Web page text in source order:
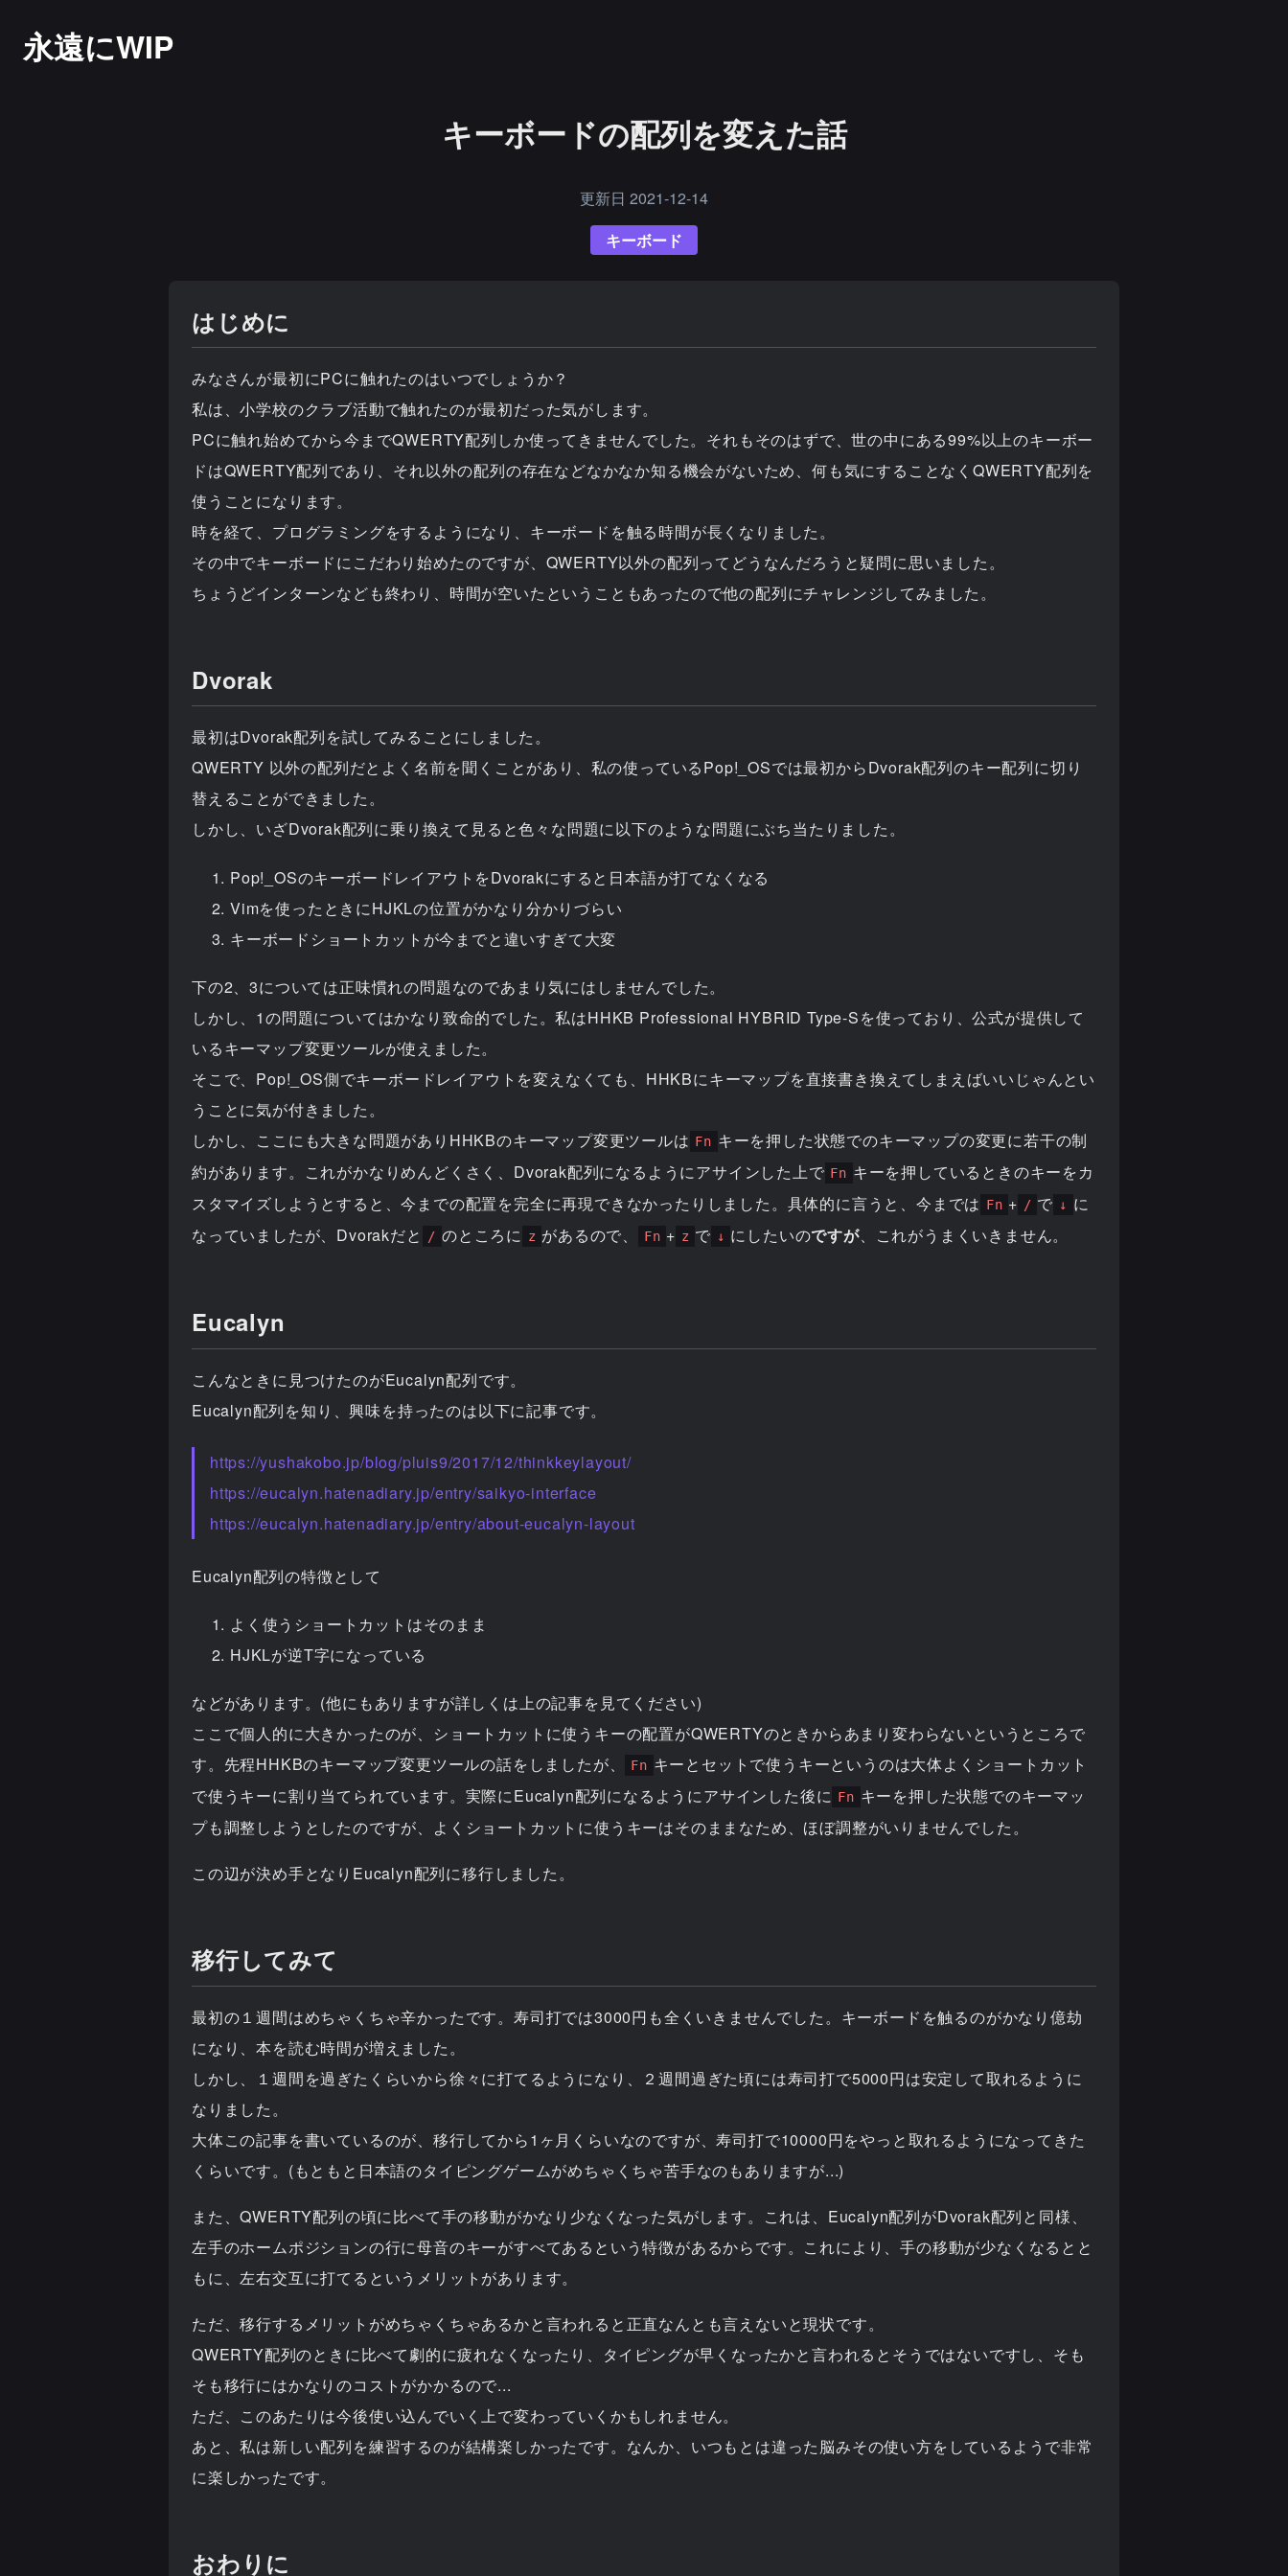
永遠にWIP
キーボードの配列を変えた話
更新日 2021-12-14
キーボード
はじめに
みなさんが最初にPCに触れたのはいつでしょうか？
私は、小学校のクラブ活動で触れたのが最初だった気がします。
PCに触れ始めてから今までQWERTY配列しか使ってきませんでした。それもそのはずで、世の中にある99%以上のキーボー
ドはQWERTY配列であり、それ以外の配列の存在などなかなか知る機会がないため、何も気にすることなくQWERTY配列を
使うことになります。
時を経て、プログラミングをするようになり、キーボードを触る時間が長くなりました。
その中でキーボードにこだわり始めたのですが、QWERTY以外の配列ってどうなんだろうと疑問に思いました。
ちょうどインターンなども終わり、時間が空いたということもあったので他の配列にチャレンジしてみました。
Dvorak
最初はDvorak配列を試してみることにしました。
QWERTY 以外の配列だとよく名前を聞くことがあり、私の使っているPop!_OSでは最初からDvorak配列のキー配列に切り
替えることができました。
しかし、いざDvorak配列に乗り換えて見ると色々な問題に以下のような問題にぶち当たりました。
Pop!_OSのキーボードレイアウトをDvorakにすると日本語が打てなくなる
Vimを使ったときにHJKLの位置がかなり分かりづらい
キーボードショートカットが今までと違いすぎて大変
下の2、3については正味慣れの問題なのであまり気にはしませんでした。
しかし、1の問題についてはかなり致命的でした。私はHHKB Professional HYBRID Type-Sを使っており、公式が提供して
いるキーマップ変更ツールが使えました。
そこで、Pop!_OS側でキーボードレイアウトを変えなくても、HHKBにキーマップを直接書き換えてしまえばいいじゃんとい
うことに気が付きました。
しかし、ここにも大きな問題がありHHKBのキーマップ変更ツールは Fn キーを押した状態でのキーマップの変更に若干の制
約があります。これがかなりめんどくさく、Dvorak配列になるようにアサインした上で Fn キーを押しているときのキーをカ
スタマイズしようとすると、今までの配置を完全に再現できなかったりしました。具体的に言うと、今までは Fn + / で ↓ に
なっていましたが、Dvorakだと
/ のところに z があるので、 Fn + z で ↓ にしたいのですが、これがうまくいきません。
Eucalyn
こんなときに見つけたのがEucalyn配列です。
Eucalyn配列を知り、興味を持ったのは以下に記事です。
https://yushakobo.jp/blog/pluis9/2017/12/thinkkeylayout/
https://eucalyn.hatenadiary.jp/entry/saikyo-interface
https://eucalyn.hatenadiary.jp/entry/about-eucalyn-layout
Eucalyn配列の特徴として
よく使うショートカットはそのまま
HJKLが逆T字になっている
などがあります。(他にもありますが詳しくは上の記事を見てください)
ここで個人的に大きかったのが、ショートカットに使うキーの配置がQWERTYのときからあまり変わらないというところで
す。先程HHKBのキーマップ変更ツールの話をしましたが、
Fn キーとセットで使うキーというのは大体よくショートカット
で使うキーに割り当てられています。実際にEucalyn配列になるようにアサインした後に Fn キーを押した状態でのキーマッ
プも調整しようとしたのですが、よくショートカットに使うキーはそのままなため、ほぼ調整がいりませんでした。
この辺が決め手となりEucalyn配列に移行しました。
移行してみて
最初の１週間はめちゃくちゃ辛かったです。寿司打では3000円も全くいきませんでした。キーボードを触るのがかなり億劫
になり、本を読む時間が増えました。
しかし、１週間を過ぎたくらいから徐々に打てるようになり、２週間過ぎた頃には寿司打で5000円は安定して取れるように
なりました。
大体この記事を書いているのが、移行してから1ヶ月くらいなのですが、寿司打で10000円をやっと取れるようになってきた
くらいです。(もともと日本語のタイピングゲームがめちゃくちゃ苦手なのもありますが...)
また、QWERTY配列の頃に比べて手の移動がかなり少なくなった気がします。これは、Eucalyn配列がDvorak配列と同様、
左手のホームポジションの行に母音のキーがすべてあるという特徴があるからです。これにより、手の移動が少なくなるとと
もに、左右交互に打てるというメリットがあります。
ただ、移行するメリットがめちゃくちゃあるかと言われると正直なんとも言えないと現状です。
QWERTY配列のときに比べて劇的に疲れなくなったり、タイピングが早くなったかと言われるとそうではないですし、そも
そも移行にはかなりのコストがかかるので...
ただ、このあたりは今後使い込んでいく上で変わっていくかもしれません。
あと、私は新しい配列を練習するのが結構楽しかったです。なんか、いつもとは違った脳みその使い方をしているようで非常
に楽しかったです。
おわりに